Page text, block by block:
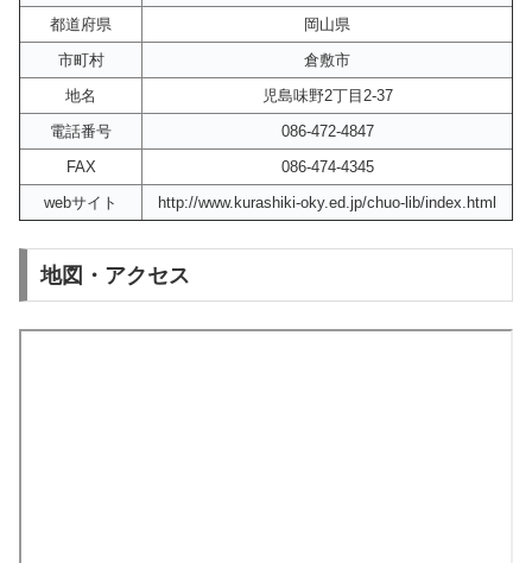
都道府県
岡山県
市町村
倉敷市
地名
児島味野2丁目2-37
電話番号
086-472-4847
FAX
086-474-4345
webサイト
http://www.kurashiki-oky.ed.jp/chuo-lib/index.html
地図・アクセス